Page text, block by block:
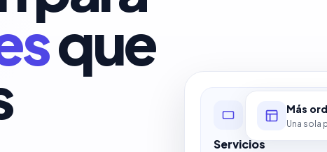
que
Servicios
Más
Una sola